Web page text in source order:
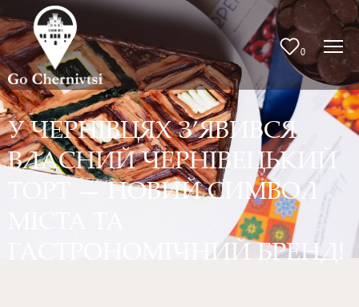
0
У ЧЕРНІВЦЯХ З’ЯВИВСЯ
ВЛАСНИЙ ЧЕРНІВЕЦЬКИЙ
ТОРТ — НОВИЙ СИМВОЛ
ГАСТРОНОМІЧНИЙ БРЕНД!